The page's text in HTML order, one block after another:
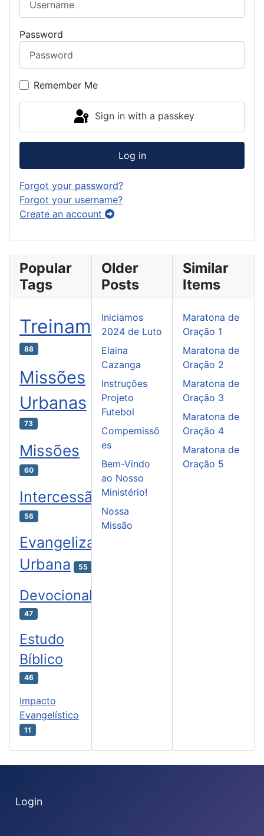
Password
Remember Me
Sign in with a passkey
Log in
Forgot your password?
Forgot your username?
Create an account
Popular
Tags
Treinamento
88
Missões
Urbanas
73
Missões
60
Intercessão
56
Evangelização
Urbana
55
Devocional
47
Estudo
Bíblico
46
Impacto
Evangelístico
11
Older
Posts
Iniciamos
2024 de Luto
Elaina
Cazanga
Instruções
Projeto
Futebol
Compemissõ
es
Bem-Vindo
ao Nosso
Ministério!
Nossa
Missão
Similar
Items
Maratona de
Oração 1
Maratona de
Oração 2
Maratona de
Oração 3
Maratona de
Oração 4
Maratona de
Oração 5
Login